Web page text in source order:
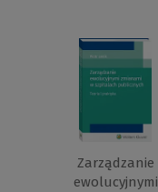
Zarządzanie
ewolucyjnymi